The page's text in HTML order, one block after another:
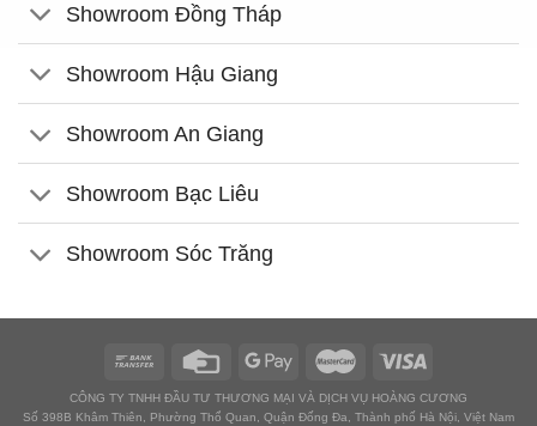
Showroom Đồng Tháp
Showroom Hậu Giang
Showroom An Giang
Showroom Bạc Liêu
Showroom Sóc Trăng
CÔNG TY TNHH ĐẦU TƯ THƯƠNG MẠI VÀ DỊCH VỤ HOÀNG CƯƠNG
Số 398B Khâm Thiên, Phường Thổ Quan, Quận Đống Đa, Thành phố Hà Nội, Việt Nam